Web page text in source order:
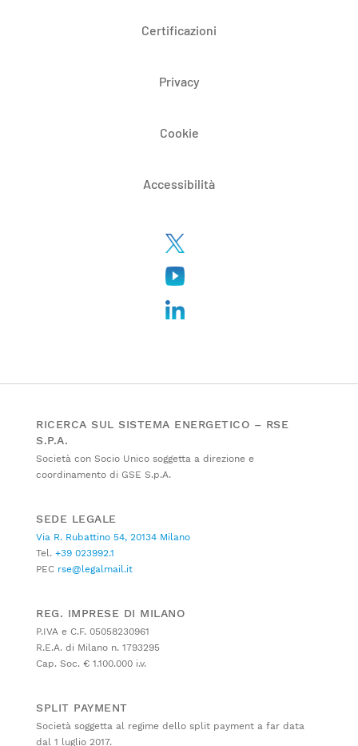
Certificazioni
Privacy
Cookie
Accessibilità
RICERCA SUL SISTEMA ENERGETICO – RSE
S.P.A.
Società con Socio Unico soggetta a direzione e
coordinamento di GSE S.p.A.
SEDE LEGALE
Via R. Rubattino 54, 20134 Milano
Tel. +39 023992.1
PEC rse@legalmail.it
REG. IMPRESE DI MILANO
P.IVA e C.F. 05058230961
R.E.A. di Milano n. 1793295
Cap. Soc. € 1.100.000 i.v.
SPLIT PAYMENT
Società soggetta al regime dello split payment a far data
dal 1 luglio 2017.